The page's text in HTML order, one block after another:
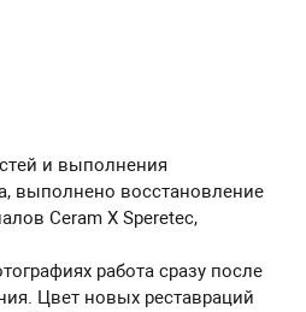
и выполнения
выполнено восстановление
Ceram X Speretec,
работа сразу после
Цвет новых реставраций